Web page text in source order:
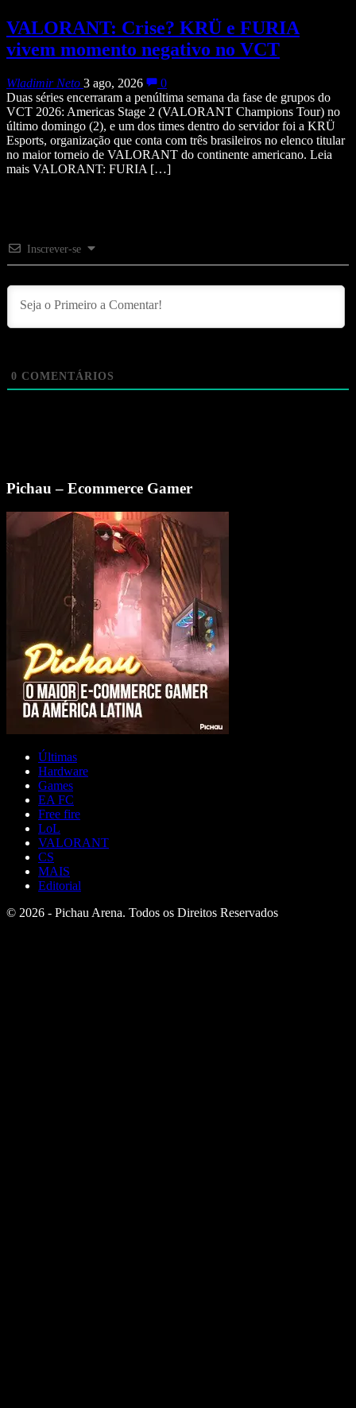
VALORANT: Crise? KRÜ e FURIA
vivem momento negativo no VCT
Wladimir Neto 3 ago, 2026
0
Duas séries encerraram a penúltima semana da fase de grupos do
VCT 2026: Americas Stage 2 (VALORANT Champions Tour) no
último domingo (2), e um dos times dentro do servidor foi a KRÜ
Esports, organização que conta com três brasileiros no elenco titular
no maior torneio de VALORANT do continente americano. Leia
mais VALORANT: FURIA […]
Inscrever-se
0 COMENTÁRIOS
Pichau – Ecommerce Gamer
Últimas
Hardware
Games
EA FC
Free fire
LoL
VALORANT
CS
MAIS
Editorial
© 2026 - Pichau Arena. Todos os Direitos Reservados